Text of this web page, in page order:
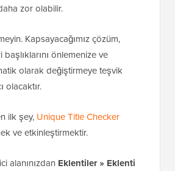
zor olabilir.
Kapsayacağımız çözüm,
önlemenize ve
olarak değiştirmeye teşvik
olacaktır.
ilk şey, Unique Title Checker
ve etkinleştirmektir.
alanınızdan Eklentiler » Eklenti